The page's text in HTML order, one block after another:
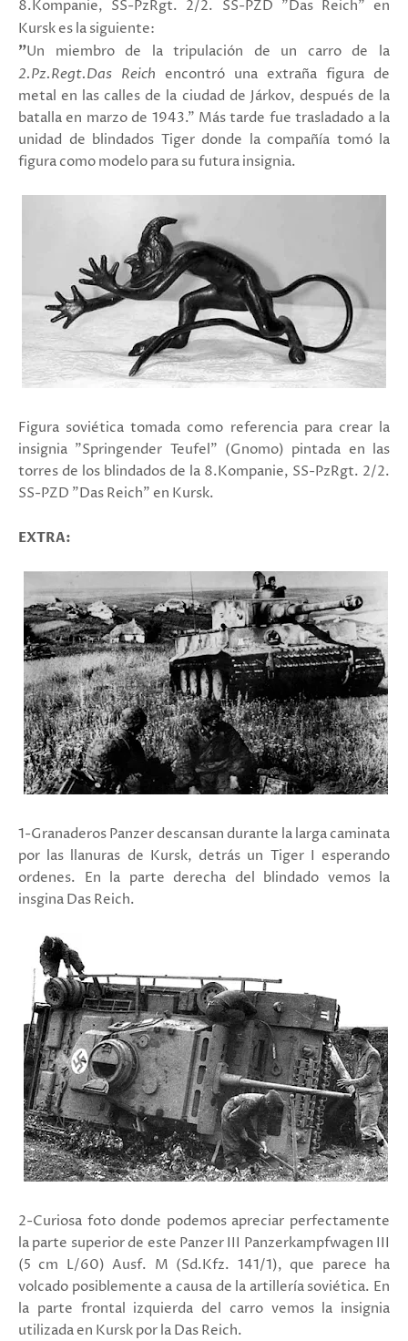
8.Kompanie, SS-PzRgt. 2/2. SS-PZD "Das Reich" en
Kursk es la siguiente:
"Un miembro de la tripulación de un carro de la
2.Pz.Regt.Das Reich encontró una extraña figura de
metal en las calles de la ciudad de Járkov, después de la
batalla en marzo de 1943." Más tarde fue trasladado a la
unidad de blindados Tiger donde la compañía tomó la
figura como modelo para su futura insignia.
Figura soviética tomada como referencia para crear la
insignia "Springender Teufel" (Gnomo) pintada en las
torres de los blindados de la 8.Kompanie, SS-PzRgt. 2/2.
SS-PZD "Das Reich" en Kursk.
EXTRA:
1-Granaderos Panzer descansan durante la larga caminata
por las llanuras de Kursk, detrás un Tiger I esperando
ordenes. En la parte derecha del blindado vemos la
insgina Das Reich.
2-Curiosa foto donde podemos apreciar perfectamente
la parte superior de este Panzer III Panzerkampfwagen III
(5 cm L/60) Ausf. M (Sd.Kfz. 141/1), que parece ha
volcado posiblemente a causa de la artillería soviética. En
la parte frontal izquierda del carro vemos la insignia
utilizada en Kursk por la Das Reich.